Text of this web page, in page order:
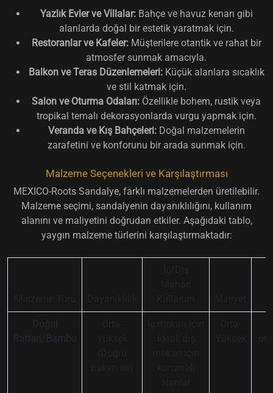
Yazlık Evler ve Villalar:Bahçe ve havuz kenarı gibi
alanlarda doğal bir estetik yaratmak için.
Restoranlar ve Kafeler:Müşterilere otantik ve rahat bir
atmosfer sunmak amacıyla.
Balkon ve Teras Düzenlemeleri:Küçük alanlara sıcaklık
ve stil katmak için.
Salon ve Oturma Odaları: Özellikle bohem, rustik veya
tropikal temalı dekorasyonlarda vurgu yapmak için.
Veranda ve Kış Bahçeleri:Doğal malzemelerin
zarafetini ve konforunu bir arada sunmak için.
Malzeme Seçenekleri ve Karşılaştırması
MEXICO-Roots Sandalye, farklı malzemelerden üretilebilir.
Malzeme seçimi, sandalyenin dayanıklılığını, kullanım
alanını ve maliyetini doğrudan etkiler. Aşağıdaki tablo,
yaygın malzeme türlerini karşılaştırmaktadır: